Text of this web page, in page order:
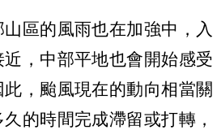
區的風雨也在加強中，入
，中部平地也會開始感受
，颱風現在的動向相當關
的時間完成滯留或打轉，